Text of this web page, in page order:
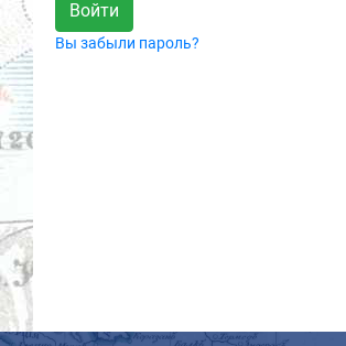
Партнеры
Вы забыли пароль?